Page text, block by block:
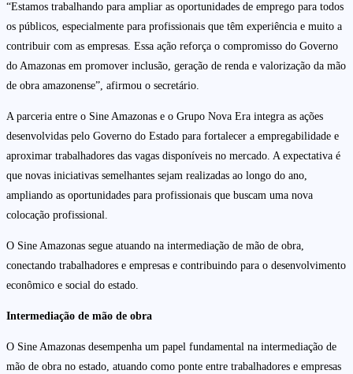
“Estamos trabalhando para ampliar as oportunidades de emprego para todos
os públicos, especialmente para profissionais que têm experiência e muito a
contribuir com as empresas. Essa ação reforça o compromisso do Governo
do Amazonas em promover inclusão, geração de renda e valorização da mão
de obra amazonense”, afirmou o secretário.
A parceria entre o Sine Amazonas e o Grupo Nova Era integra as ações
desenvolvidas pelo Governo do Estado para fortalecer a empregabilidade e
aproximar trabalhadores das vagas disponíveis no mercado. A expectativa é
que novas iniciativas semelhantes sejam realizadas ao longo do ano,
ampliando as oportunidades para profissionais que buscam uma nova
colocação profissional.
O Sine Amazonas segue atuando na intermediação de mão de obra,
conectando trabalhadores e empresas e contribuindo para o desenvolvimento
econômico e social do estado.
Intermediação de mão de obra
O Sine Amazonas desempenha um papel fundamental na intermediação de
mão de obra no estado, atuando como ponte entre trabalhadores e empresas